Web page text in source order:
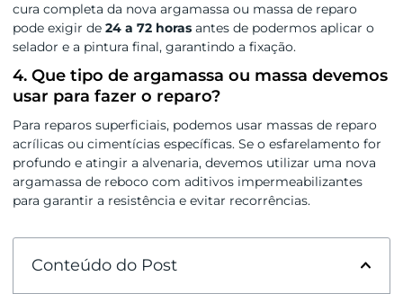
cura completa da nova argamassa ou massa de reparo
pode exigir de 24 a 72 horasantes de podermos aplicar o
selador e a pintura final, garantindo a fixação.
4. Que tipo de argamassa ou massa devemos
usar para fazer o reparo?
Para reparos superficiais, podemos usar massas de reparo
acrílicas ou cimentícias específicas. Se o esfarelamento for
profundo e atingir a alvenaria, devemos utilizar uma nova
argamassa de reboco com aditivos impermeabilizantes
para garantir a resistência e evitar recorrências.
Conteúdo do Post